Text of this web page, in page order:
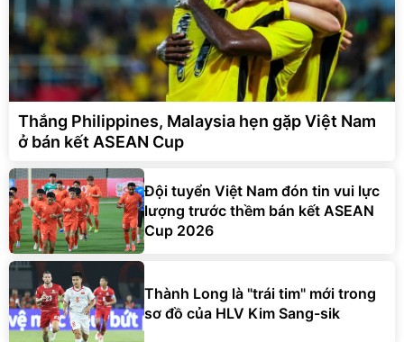
Thắng Philippines, Malaysia hẹn gặp Việt Nam
ở bán kết ASEAN Cup
Đội tuyển Việt Nam đón tin vui lực
lượng trước thềm bán kết ASEAN
Cup 2026
Thành Long là "trái tim" mới trong
sơ đồ của HLV Kim Sang-sik